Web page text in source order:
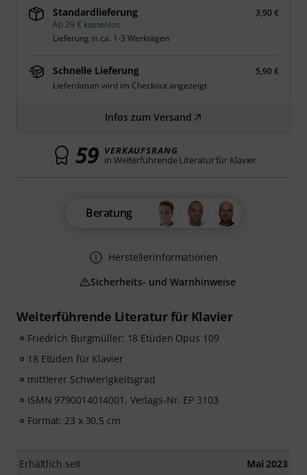
Weiterführende Literatur für Klavier
Friedrich Burgmüller: 18 Etüden Opus 109
18 Etüden für Klavier
mittlerer Schwierigkeitsgrad
ISMN 9790014014001, Verlags-Nr. EP 3103
Format: 23 x 30,5 cm
Erhältlich seit Mai 2023
Standardlieferung
3,90 €
Ab 29 € kostenlos
Lieferung in ca. 1-3 Werktagen
Schnelle Lieferung
5,90 €
Lieferdatum wird im Checkout angezeigt.
Infos zum Versand
59 VERKAUFSRANG
in Weiterführende Literatur für Klavier
Beratung
Herstellerinformationen
Sicherheits- und Warnhinweise